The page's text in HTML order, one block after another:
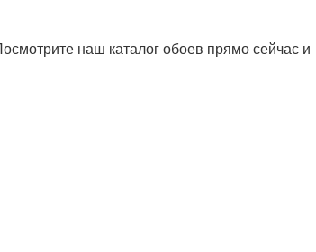
наш каталог обоев прямо сейчас и